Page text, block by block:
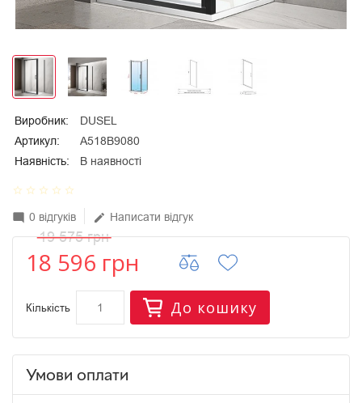
Виробник:
DUSEL
Артикул:
A518B9080
Наявність:
В наявності
star_border star_border star_border star_border star_border
mode_comment 0 відгуків edit Написати відгук
19 575 грн
18 596 грн
Кількість До кошику
Умови оплати